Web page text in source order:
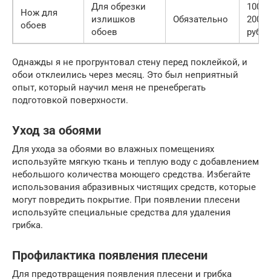
Нож для
обоев
Для обрезки
излишков
обоев
Обязательно
100-
200
руб.
Однажды я не прогрунтовал стену перед поклейкой, и
обои отклеились через месяц. Это был неприятный
опыт, который научил меня не пренебрегать
подготовкой поверхности.
Уход за обоями
Для ухода за обоями во влажных помещениях
используйте мягкую ткань и теплую воду с добавлением
небольшого количества моющего средства. Избегайте
использования абразивных чистящих средств, которые
могут повредить покрытие. При появлении плесени
используйте специальные средства для удаления
грибка.
Профилактика появления плесени
Для предотвращения появления плесени и грибка